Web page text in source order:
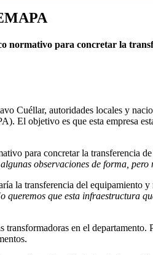
normativo para concretar la
Cuéllar, autoridades locales y
El objetivo es que esta empresa
para concretar la transferencia
observaciones de forma,
la transferencia del equipamiento
queremos que esta infraestructura
en el